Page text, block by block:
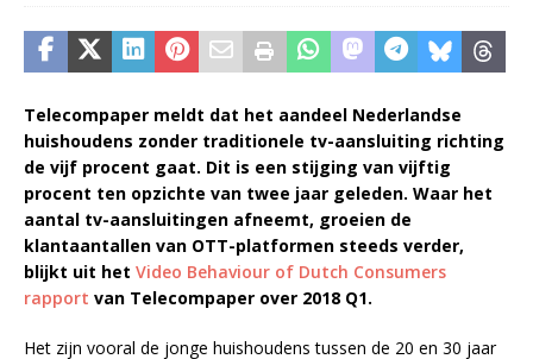
Telecompaper meldt dat het aandeel Nederlandse
huishoudens zonder traditionele tv-aansluiting richting
de vijf procent gaat. Dit is een stijging van vijftig
procent ten opzichte van twee jaar geleden. Waar het
aantal tv-aansluitingen afneemt, groeien de
klantaantallen van OTT-platformen steeds verder,
blijkt uit het Video Behaviour of Dutch Consumers
rapport van Telecompaper over 2018 Q1.
Het zijn vooral de jonge huishoudens tussen de 20 en 30 jaar